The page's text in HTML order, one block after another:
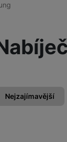
Nejzajímavější